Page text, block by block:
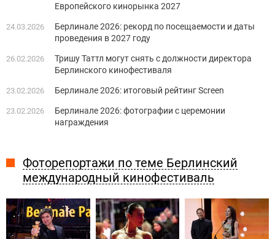
Европейского кинорынка 2027
24.03.2026
Берлинале 2026: рекорд по посещаемости и даты
проведения в 2027 году
26.02.2026
Тришу Таттл могут снять с должности директора
Берлинского кинофестиваля
23.02.2026 Берлинале 2026: итоговый рейтинг Screen
23.02.2026
Берлинале 2026: фотографии с церемонии
награждения
Фоторепортажи по теме Берлинский
международный кинофестиваль